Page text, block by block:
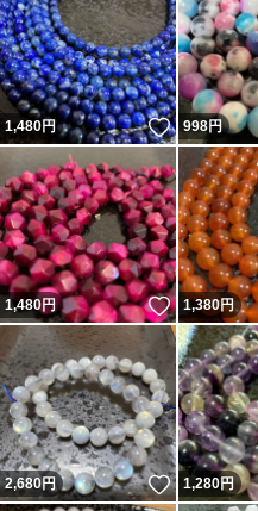
1,480円 いいね！
998円
1,480円 いいね！
1,380円
2,680円 いいね！
1,280円